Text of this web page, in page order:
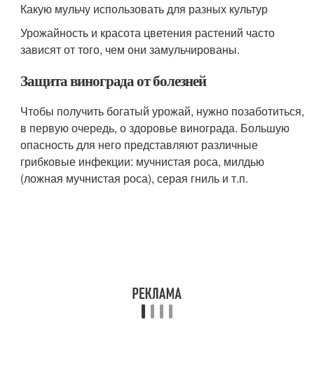
Какую мульчу использовать для разных культур
Урожайность и красота цветения растений часто
зависят от того, чем они замульчированы.
Защита винограда от болезней
Чтобы получить богатый урожай, нужно позаботиться,
в первую очередь, о здоровье винограда. Большую
опасность для него представляют различные
грибковые инфекции: мучнистая роса, милдью
(ложная мучнистая роса), серая гниль и т.п.